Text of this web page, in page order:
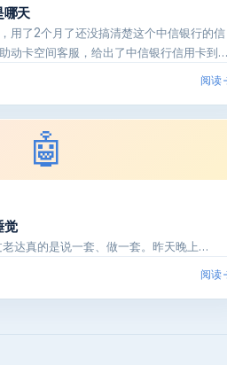
哪天
用了2个月了还没搞清楚这个中信银行的信
动卡空间客服，给出了中信银行信用卡到
阅读
🤖
觉
达真的是说一套、做一套。昨天晚上…
阅读